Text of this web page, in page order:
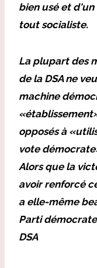
bien usé et
tout socialiste.
La plupart des
de la DSA ne
machine
opposés à
vote
Alors que la
avoir renforcé
a elle-même
Parti
DSA